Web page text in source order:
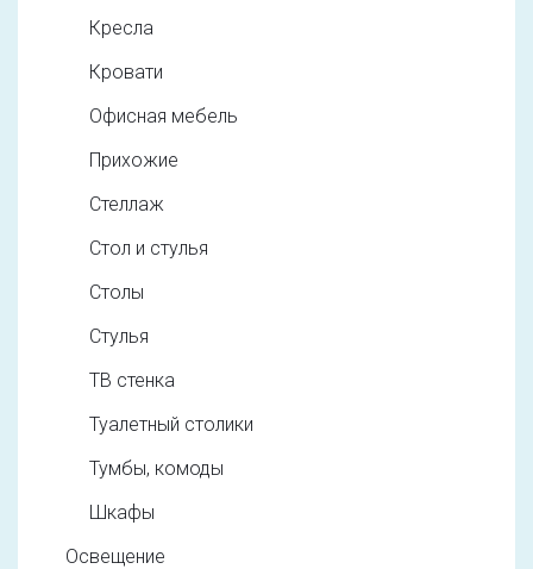
Кресла
Кровати
Офисная мебель
Прихожие
Стеллаж
Стол и стулья
Столы
Стулья
ТВ стенка
Туалетный столики
Тумбы, комоды
Шкафы
Освещение